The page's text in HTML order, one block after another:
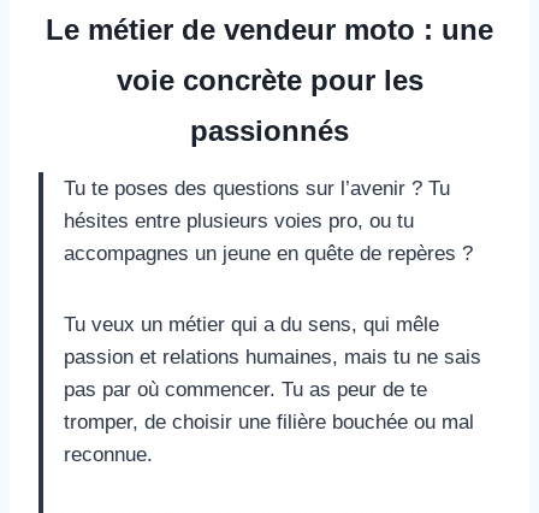
Le métier de vendeur moto : une
voie concrète pour les
passionnés
Tu te poses des questions sur l’avenir ? Tu
hésites entre plusieurs voies pro, ou tu
accompagnes un jeune en quête de repères ?
Tu veux un métier qui a du sens, qui mêle
passion et relations humaines, mais tu ne sais
pas par où commencer. Tu as peur de te
tromper, de choisir une filière bouchée ou mal
reconnue.